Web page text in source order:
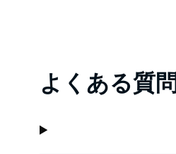
よくある質問